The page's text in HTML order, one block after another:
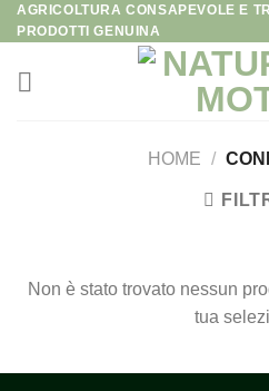
Salta
ai
contenuti
AGRICOLTURA CONSAPEVOLE E
PRODOTTI GENUINA
HOME /
Non è stato trovato nessun
tua